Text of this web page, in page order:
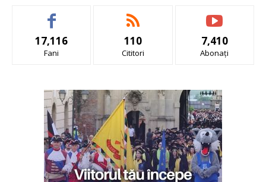
17,116
Fani
110
Cititori
7,410
Abonați